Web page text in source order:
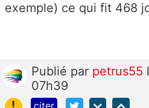
exemple) ce qui fit 468
Publié par petrus55
07h39
!
citer